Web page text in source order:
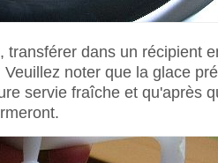
transférer dans un récipient
noter que la glace
servie fraîche et qu'après